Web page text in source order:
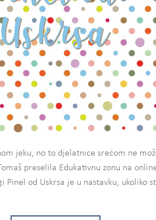
jeku, no to djelatnice srećom ne
preselila Edukativnu zonu na
od Uskrsa je u nastavku, ukoliko